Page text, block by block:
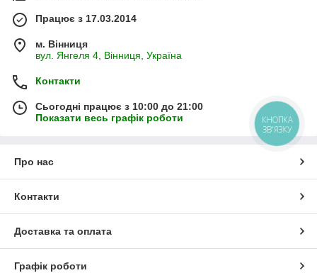
Працює з 17.03.2014
м. Вінниця
вул. Янгеля 4, Вінниця, Україна
Контакти
Сьогодні працює з 10:00 до 21:00
Показати весь графік роботи
Про нас
Контакти
Доставка та оплата
Графік роботи
КНОПКА
ЗВ'ЯЗКУ